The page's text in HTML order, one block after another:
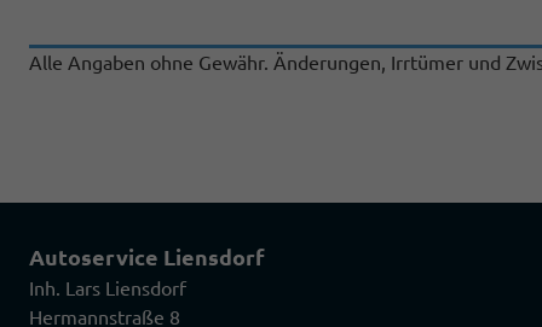
Alle Angaben ohne Gewähr. Änderungen, Irrtümer und
Autoservice Liensdorf
Inh. Lars Liensdorf
Hermannstraße 8